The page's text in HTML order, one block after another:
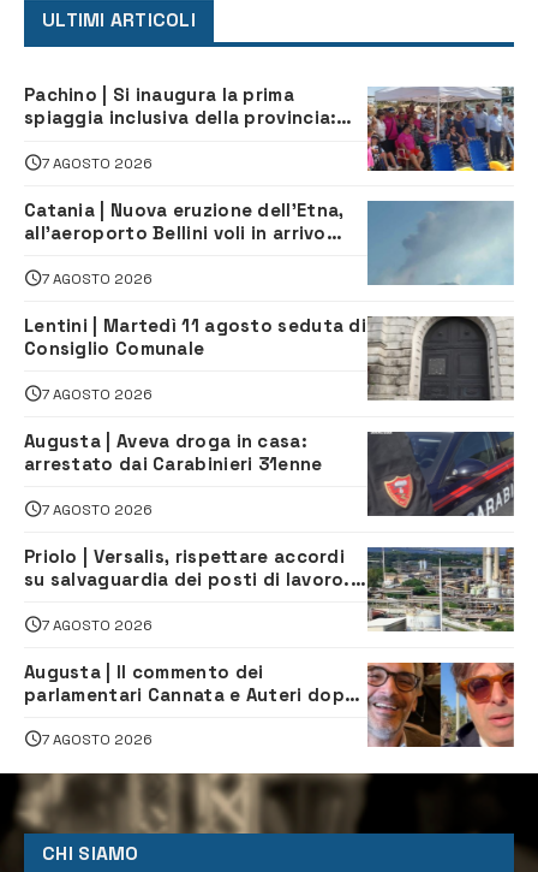
ULTIMI ARTICOLI
Pachino | Si inaugura la prima
spiaggia inclusiva della provincia:
tutti
7 AGOSTO 2026
Catania | Nuova eruzione dell’Etna,
all’aeroporto Bellini voli in arrivo
7 AGOSTO 2026
Lentini | Martedì 11 agosto seduta di
Consiglio Comunale
7 AGOSTO 2026
Augusta | Aveva droga in casa:
arrestato dai Carabinieri 31enne
7 AGOSTO 2026
Priolo | Versalis, rispettare accordi
su salvaguardia dei posti di lavoro. Il
7 AGOSTO 2026
Augusta | Il commento dei
parlamentari Cannata e Auteri dopo
depuratore
7 AGOSTO 2026
CHI SIAMO